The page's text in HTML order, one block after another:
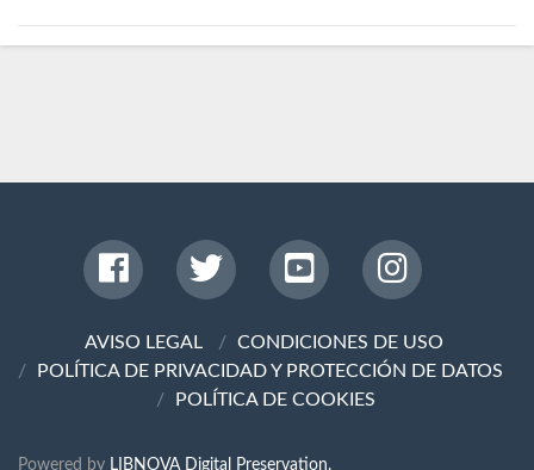
AVISO LEGAL
CONDICIONES DE USO
POLÍTICA DE PRIVACIDAD Y PROTECCIÓN DE DATOS
POLÍTICA DE COOKIES
Powered by LIBNOVA Digital Preservation.